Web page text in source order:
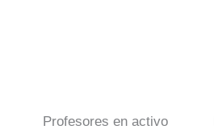
Profesores en activo